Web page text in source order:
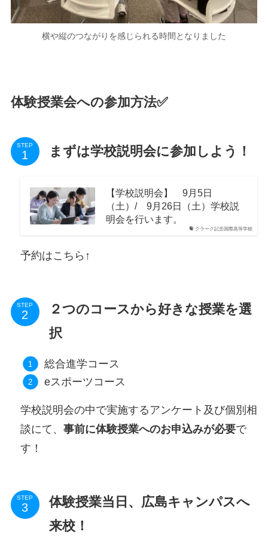
横や縦のつながりを感じられる時間となりました
体験授業会への参加方法✅
STEP まずは学校説明会に参加しよう！
クラーク記念国際高等学校
【学校説明会】 9月5日
（土）/ 9月26日（土）学校説
明会を行います。
予約はこちら↑
STEP
２つのコースから好きな授業を選
択
総合進学コース
eスポーツコース
学校説明会の中で実施するアンケート及び個別相
談にて、 事前に体験授業へのお申込みが必要で
す！
STEP
体験授業当日、広島キャンパスへ
来校！